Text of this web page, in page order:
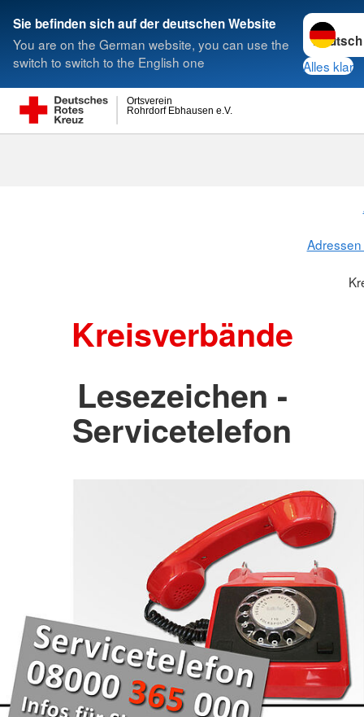
Sie befinden sich auf der deutschen Website
You are on the German website, you can use the
switch to switch to the English one
Sprache
Alles klar
Rohrdorf Ebhausen e.V.
Ortsverein
Suche
Kreisverbände
Lesezeichen -
Servicetelefon